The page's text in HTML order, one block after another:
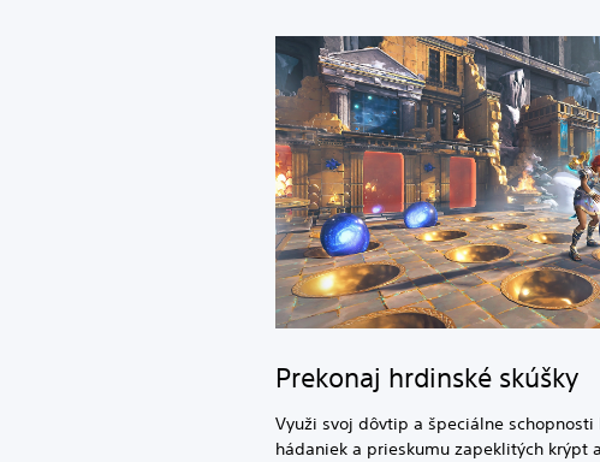
Prekonaj hrdinské skúšky
Využi svoj dôvtip a špeciálne schopnosti
hádaniek a prieskumu zapeklitých krýpt